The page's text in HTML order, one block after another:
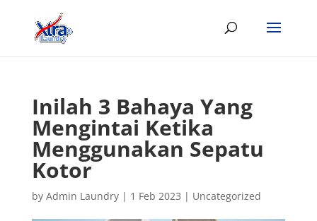
Inilah 3 Bahaya Yang
Mengintai Ketika
Menggunakan Sepatu
Kotor
by Admin Laundry| 1 Feb 2023 | Uncategorized